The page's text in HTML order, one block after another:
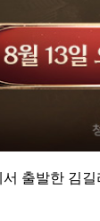
출발한 김